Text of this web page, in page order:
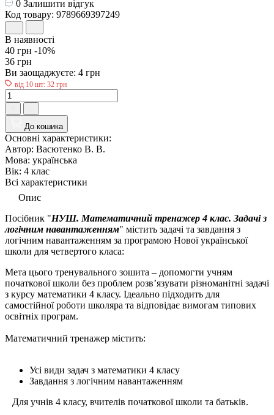
0 Залишити відгук
Код товару: 9789669397249
В наявності
40 грн -10%
36 грн
Ви заощаджуєте: 4 грн
від 10 шт: 32 грн
До кошика
Основні характеристики:
Автор: Васютенко В. В.
Мова: українська
Вік: 4 клас
Всі характеристики
Опис
Посібник "НУШ. Математичний тренажер 4 клас. Задачі з
логічним навантаженням" містить задачі та завдання з
логічним навантаженням за програмою Нової української
школи для четвертого класа:
Мета цього тренувального зошита – допомогти учням
початкової школи без проблем розв’язувати різноманітні задачі
з курсу математики 4 класу. Ідеально підходить для
самостійної роботи школяра та відповідає вимогам типових
освітніх програм.
Математичний тренажер містить:
Усі види задач з математики 4 класу
Завдання з логічним навантаженням
Для учнів 4 класу, вчителів початкової школи та батьків.